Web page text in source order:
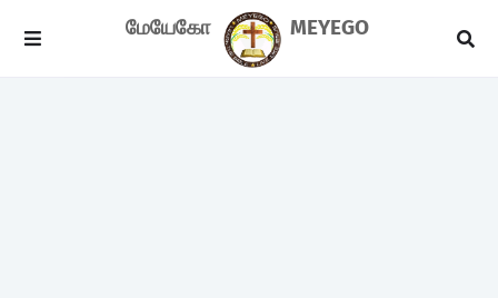
மேயேகோ MEYEGO